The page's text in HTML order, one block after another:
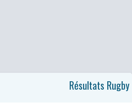
Résultats Rugby